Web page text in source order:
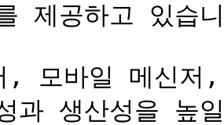
제공하고 있습
, 모바일 메신저
과 생산성을 높